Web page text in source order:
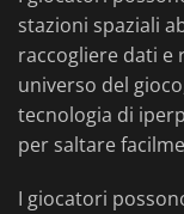
stazioni spaziali
raccogliere dati e
universo del
tecnologia di
per saltare
I giocatori